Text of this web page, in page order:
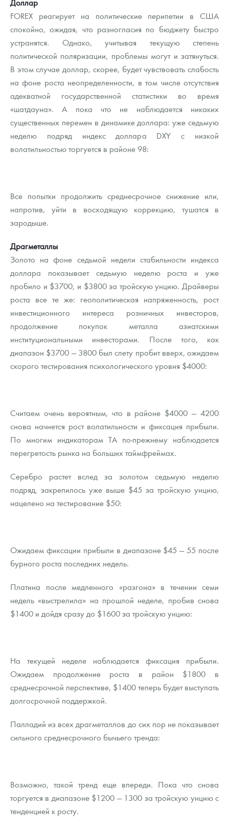
Доллар
FOREX реагирует на политические перипетии в США
спокойно, ожидая, что разногласия по бюджету быстро
устранятся. Однако, учитывая текущую степень
политической поляризации, проблемы могут и затянуться.
В этом случае доллар, скорее, будет чувствовать слабость
на фоне роста неопределенности, в том числе отсутствия
адекватной государственной статистики во время
«шатдауна». А пока что не наблюдается никаких
существенных перемен в динамике доллара: уже седьмую
неделю подряд индекс доллара DXY с низкой
волатильностью торгуется в районе 98:
Все попытки продолжить среднесрочное снижение или,
напротив, уйти в восходящую коррекцию, тушатся в
зародыше.
Драгметаллы
Золото на фоне седьмой недели стабильности индекса
доллара показывает седьмую неделю роста и уже
пробило и $3700, и $3800 за тройскую унцию. Драйверы
роста все те же: геополитическая напряженность, рост
инвестиционного интереса розничных инвесторов,
продолжение покупок металла азиатскими
институциональными инвесторами. После того, как
диапазон $3700 — 3800 был слету пробит вверх, ожидаем
скорого тестирования психологического уровня $4000:
Считаем очень вероятным, что в районе $4000 — 4200
снова начнется рост волатильности и фиксация прибыли.
По многим индикаторам ТА по-прежнему наблюдается
перегретость рынка на больших таймфреймах.
Серебро растет вслед за золотом седьмую неделю
подряд, закрепилось уже выше $45 за тройскую унцию,
нацелено на тестирование $50:
Ожидаем фиксации прибыли в диапазоне $45 — 55 после
бурного роста последних недель.
Платина после медленного «разгона» в течении семи
недель «выстрелила» на прошлой неделе, пробив снова
$1400 и дойдя сразу до $1600 за тройскую унцию:
На текущей неделе наблюдается фиксация прибыли.
Ожидаем продолжение роста в район $1800 в
среднесрочной перспективе, $1400 теперь будет выступать
долгосрочной поддержкой.
Палладий из всех драгметаллов до сих пор не показывает
сильного среднесрочного бычьего тренда:
Возможно, такой тренд еще впереди. Пока что снова
торгуется в диапазоне $1200 — 1300 за тройскую унцию с
тенденцией к росту.